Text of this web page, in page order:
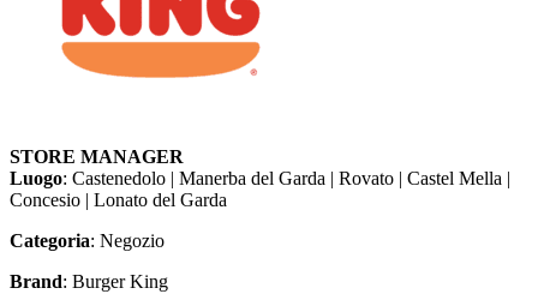
STORE MANAGER
Luogo: Castenedolo | Manerba del Garda | Rovato | Castel Mella |
Concesio | Lonato del Garda
Categoria: Negozio
Brand: Burger King